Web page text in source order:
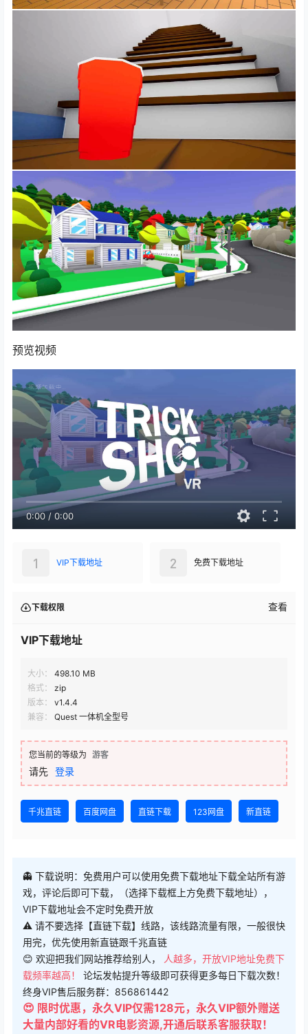
预览视频
0:00 / 0:00
VIP下载地址
1 免费下载地址
2
下载权限 查看
VIP下载地址
大小：
498.10 MB
格式：
zip
版本：
v1.4.4
兼容：
Quest 一体机全型号
您当前的等级为 游客
请先 登录
千兆直链 百度网盘 直链下载 123网盘 新直链
👻 下载说明：免费用户可以使用免费下载地址下载全站所有游
戏，评论后即可下载，（选择下载框上方免费下载地址），
VIP下载地址会不定时免费开放
⚠ 请不要选择【直链下载】线路，该线路流量有限，一般很快
用完，优先使用新直链跟千兆直链
😊 欢迎把我们网站推荐给别人，
人越多，开放VIP地址免费下
载频率越高！ 论坛发帖提升等级即可获得更多每日下载次数！
终身VIP售后服务群：856861442
😍 限时优惠，永久VIP仅需128元，永久VIP额外赠送
大量内部好看的VR电影资源,开通后联系客服获取！